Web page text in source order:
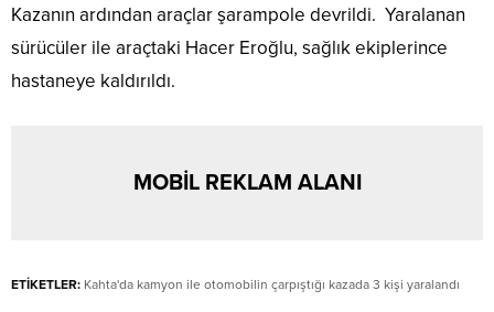
Kazanın ardından araçlar şarampole devrildi. Yaralanan
sürücüler ile araçtaki Hacer Eroğlu, sağlık ekiplerince
hastaneye kaldırıldı.
MOBİL REKLAM ALANI
ETİKETLER: Kahta'da kamyon ile otomobilin çarpıştığı kazada 3 kişi yaralandı